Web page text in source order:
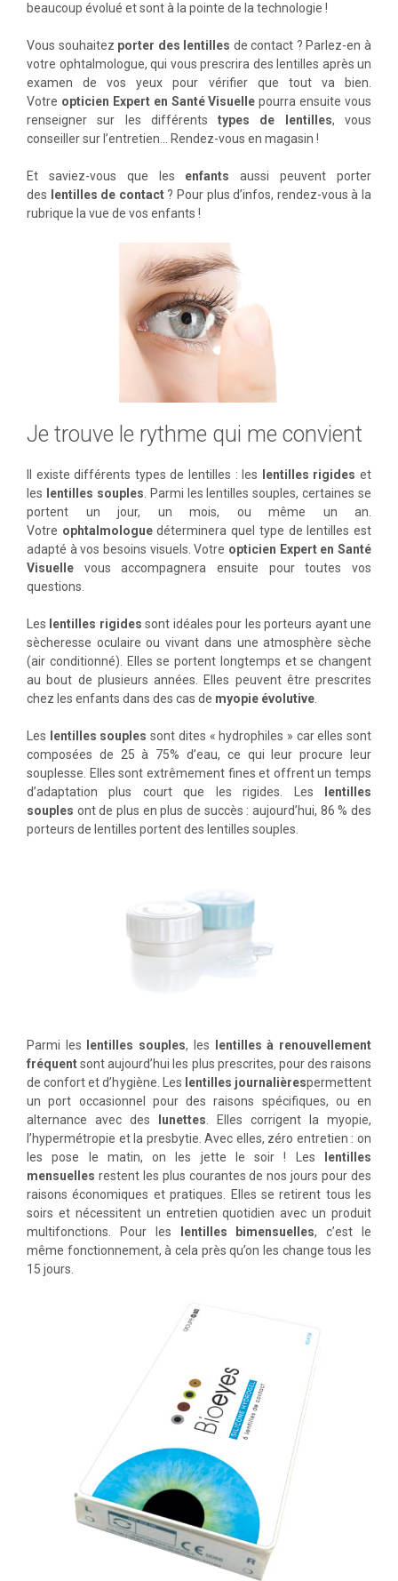
beaucoup évolué et sont à la pointe de la technologie !
Vous souhaitez porter des lentilles de contact ? Parlez-en à
votre ophtalmologue, qui vous prescrira des lentilles après un
examen de vos yeux pour vérifier que tout va bien.
Votre opticien Expert en Santé Visuelle pourra ensuite vous
renseigner sur les différentstypes de lentilles, vous
conseiller sur l’entretien… Rendez-vous en magasin !
Et saviez-vous que les enfants aussi peuvent porter
des
lentilles de contact? Pour plus d’infos, rendez-vous à la
rubrique la vue de vos enfants !
Je trouve le rythme qui me convient
Il existe différents types de lentilles : les lentilles rigides et
les
lentilles souples . Parmi les lentilles souples, certaines se
portent un jour, un mois, ou même un an.
Votre ophtalmologuedéterminera quel type de lentilles est
adapté à vos besoins visuels. Votre opticien Expert en Santé
Visuelle vous accompagnera ensuite pour toutes vos
questions.
Les lentilles rigides sont idéales pour les porteurs ayant une
sècheresse oculaire ou vivant dans une atmosphère sèche
(air conditionné). Elles se portent longtemps et se changent
au bout de plusieurs années. Elles peuvent être prescrites
chez les enfants dans des cas de myopie évolutive
Les lentilles souples sont dites « hydrophiles » car elles sont
composées de 25 à 75% d’eau, ce qui leur procure leur
souplesse. Elles sont extrêmement fines et offrent un temps
d’adaptation plus court que les rigides. Les
lentilles
souples ont de plus en plus de succès : aujourd’hui, 86 % des
porteurs de lentilles portent des lentilles souples.
Parmi les lentilles souples, les
lentilles à renouvellement
fréquentsont aujourd’hui les plus prescrites, pour des raisons
de confort et d’hygiène. Les lentilles journalièrespermettent
un port occasionnel pour des raisons spécifiques, ou en
alternance avec des
lunettes . Elles corrigent la myopie,
l’hypermétropie et la presbytie. Avec elles, zéro entretien : on
les pose le matin, on les jette le soir ! Les
lentilles
mensuelles restent les plus courantes de nos jours pour des
raisons économiques et pratiques. Elles se retirent tous les
soirs et nécessitent un entretien quotidien avec un produit
multifonctions. Pour les
lentilles bimensuelles, c’est le
même fonctionnement, à cela près qu’on les change tous les
15 jours.